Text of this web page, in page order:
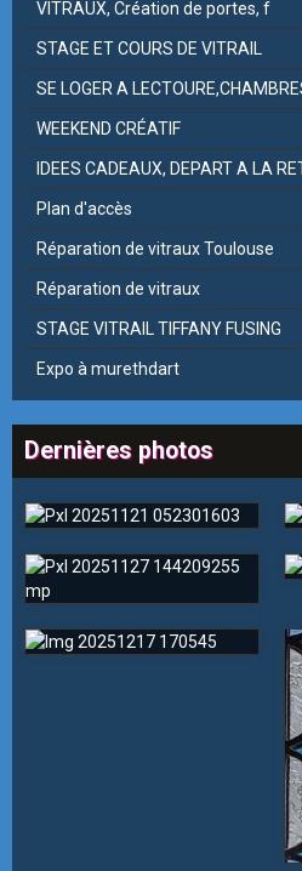
VITRAUX, Création de portes, f
STAGE ET COURS DE VITRAIL
SE LOGER A
WEEKEND CRÉATIF
IDEES CADEAUX, DEPART A LA
Plan d'accès
Réparation de vitraux Toulouse
Réparation de vitraux
STAGE VITRAIL TIFFANY FUSING
Expo à murethdart
Dernières photos